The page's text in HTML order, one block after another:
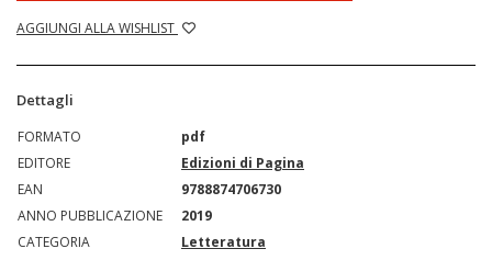
AGGIUNGI ALLA WISHLIST
Dettagli
FORMATO
pdf
EDITORE
Edizioni di Pagina
EAN
9788874706730
ANNO PUBBLICAZIONE
2019
CATEGORIA
Letteratura